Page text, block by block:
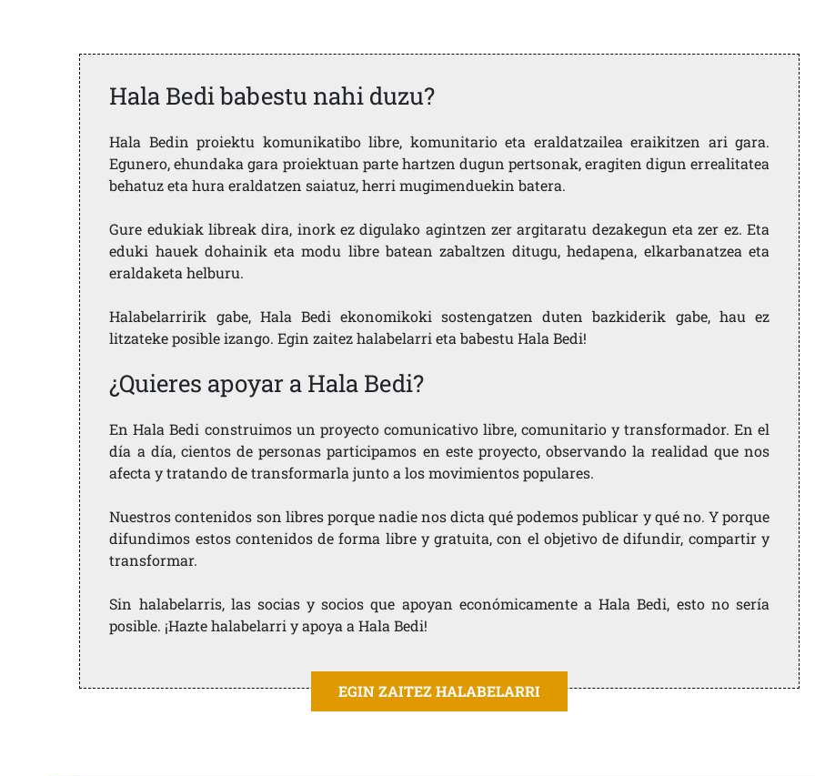
Hala Bedi babestu nahi duzu?
Hala Bedin proiektu komunikatibo libre, komunitario eta eraldatzailea eraikitzen ari gara.
Egunero, ehundaka gara proiektuan parte hartzen dugun pertsonak, eragiten digun errealitatea
behatuz eta hura eraldatzen saiatuz, herri mugimenduekin batera.
Gure edukiak libreak dira, inork ez digulako agintzen zer argitaratu dezakegun eta zer ez. Eta
eduki hauek dohainik eta modu libre batean zabaltzen ditugu, hedapena, elkarbanatzea eta
eraldaketa helburu.
Halabelarririk gabe, Hala Bedi ekonomikoki sostengatzen duten bazkiderik gabe, hau ez
litzateke posible izango. Egin zaitez halabelarri eta babestu Hala Bedi!
¿Quieres apoyar a Hala Bedi?
En Hala Bedi construimos un proyecto comunicativo libre, comunitario y transformador. En el
día a día, cientos de personas participamos en este proyecto, observando la realidad que nos
afecta y tratando de transformarla junto a los movimientos populares.
Nuestros contenidos son libres porque nadie nos dicta qué podemos publicar y qué no. Y porque
difundimos estos contenidos de forma libre y gratuita, con el objetivo de difundir, compartir y
transformar.
Sin halabelarris, las socias y socios que apoyan económicamente a Hala Bedi, esto no sería
posible. ¡Hazte halabelarri y apoya a Hala Bedi!
EGIN ZAITEZ HALABELARRI